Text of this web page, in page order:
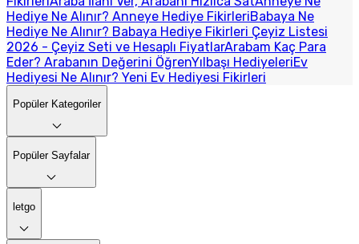
Hediye Ne Alınır? Anneye Hediye FikirleriBabaya Ne
Hediye Ne Alınır? Babaya Hediye Fikirleri Çeyiz Listesi
2026 - Çeyiz Seti ve Hesaplı FiyatlarArabam Kaç Para
Eder? Arabanın Değerini ÖğrenYılbaşı HediyeleriEv
Hediyesi Ne Alınır? Yeni Ev Hediyesi Fikirleri
Popüler Kategoriler
Popüler Sayfalar
letgo